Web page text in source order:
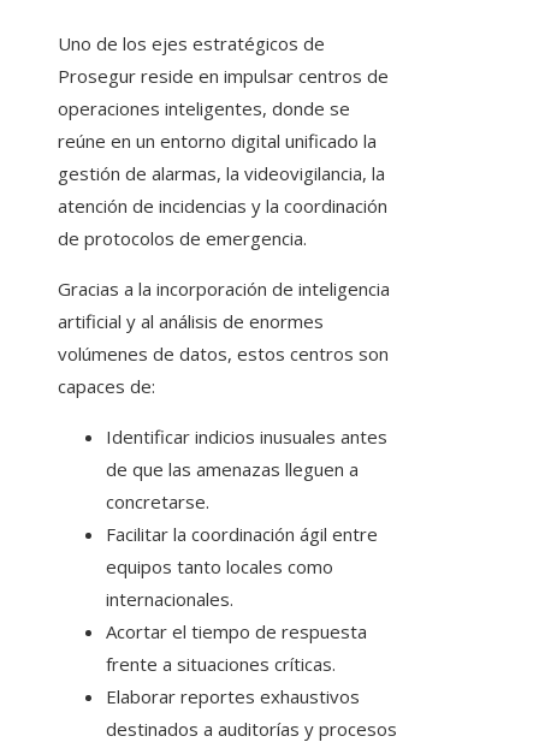
Uno de los ejes estratégicos de
Prosegur reside en impulsar centros de
operaciones inteligentes, donde se
reúne en un entorno digital unificado la
gestión de alarmas, la videovigilancia, la
atención de incidencias y la coordinación
de protocolos de emergencia.
Gracias a la incorporación de inteligencia
artificial y al análisis de enormes
volúmenes de datos, estos centros son
capaces de:
Identificar indicios inusuales antes
de que las amenazas lleguen a
concretarse.
Facilitar la coordinación ágil entre
equipos tanto locales como
internacionales.
Acortar el tiempo de respuesta
frente a situaciones críticas.
Elaborar reportes exhaustivos
destinados a auditorías y procesos